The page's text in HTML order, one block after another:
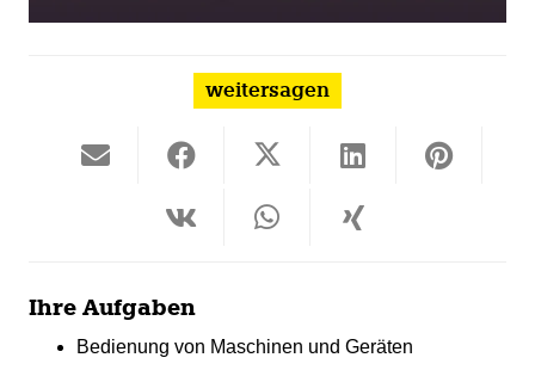
weitersagen
Ihre Aufgaben
Bedienung von Maschinen und Geräten